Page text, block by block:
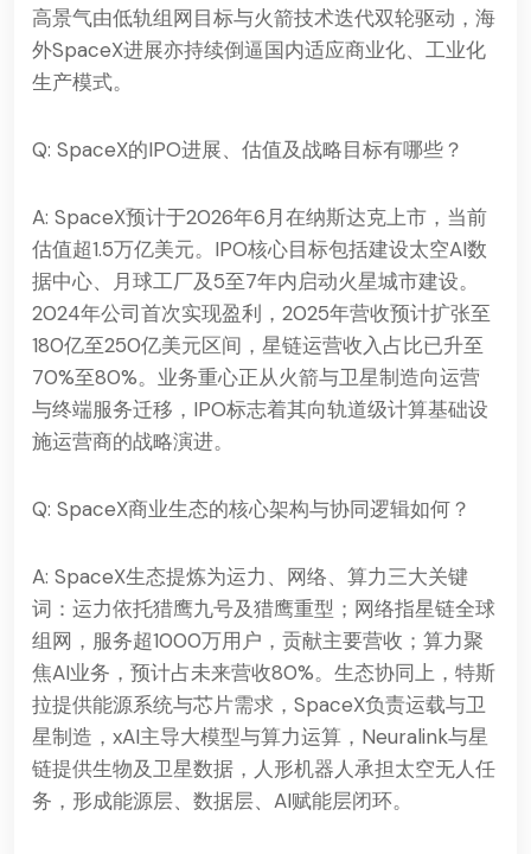
高景气由低轨组网目标与火箭技术迭代双轮驱动，海
外SpaceX进展亦持续倒逼国内适应商业化、工业化
生产模式。
Q: SpaceX的IPO进展、估值及战略目标有哪些？
A: SpaceX预计于2026年6月在纳斯达克上市，当前
估值超1.5万亿美元。IPO核心目标包括建设太空AI数
据中心、月球工厂及5至7年内启动火星城市建设。
2024年公司首次实现盈利，2025年营收预计扩张至
180亿至250亿美元区间，星链运营收入占比已升至
70%至80%。业务重心正从火箭与卫星制造向运营
与终端服务迁移，IPO标志着其向轨道级计算基础设
施运营商的战略演进。
Q: SpaceX商业生态的核心架构与协同逻辑如何？
A: SpaceX生态提炼为运力、网络、算力三大关键
词：运力依托猎鹰九号及猎鹰重型；网络指星链全球
组网，服务超1000万用户，贡献主要营收；算力聚
焦AI业务，预计占未来营收80%。生态协同上，特斯
拉提供能源系统与芯片需求，SpaceX负责运载与卫
星制造，xAI主导大模型与算力运算，Neuralink与星
链提供生物及卫星数据，人形机器人承担太空无人任
务，形成能源层、数据层、AI赋能层闭环。